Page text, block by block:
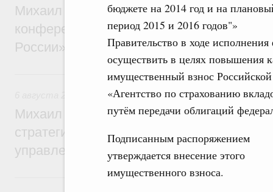
бюджете на 2014 год и на
период 2015 и 2016 годов"»
Правительство в ходе
осуществить в целях повышения
имущественный взнос
«Агентство по страхованию
путём передачи облигаций
Подписанным распоряжением
утверждается внесение этого
имущественного взноса.
Михаил Мишустин дал поручения по
конференции «Цифровая индустрия
России»
6 августа, четверг
Технологическое развитие. Инновации
Михаил Мишустин дал поручения по
стратегической сессии о
управления научно-технологическим
5 августа, среда